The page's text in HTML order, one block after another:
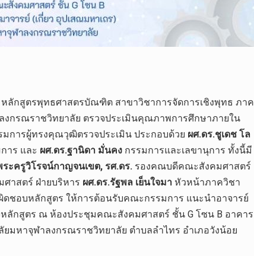
ลักสูตรพุทธศาสตรบัณฑิต สาขาวิชาการจัดการเชิงพุทธ ภาค
กรณราชวิทยาลัย ตรวจประเมินคุณภาพการศึกษาภายใน
การผู้ทรงคุณวุฒิตรวจประเมิน ประกอบด้วย ผศ.ดร.ชูเดช โล
าร และ ผศ.ดร.ฐานิดา มั่นคง กรรมการและเลขานุการ ทั้งนี้มี
ระครูวิโรจน์กาญจนเขต, รศ.ดร.​ รองคณบดี​คณะสังคม​ศาสตร์​
าสตร์​ ฝ่าย​บริหาร ผศ.ดร.รัฐพล เย็นใจมา หัวหน้าภาควิชา
ชอบหลักสูตร ให้การต้อนรับคณะกรรมการ แนะนำอาจารย์
ลักสูตร ณ ห้องประชุมคณะสังคมศาสตร์ ชั้น G โซน B อาคาร
มหาจุฬาลงกรณราชวิทยาลัย ตำบลลำไทร อำเภอวังน้อย